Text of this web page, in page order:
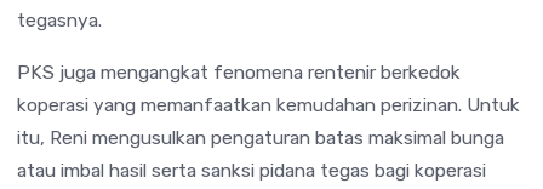
tegasnya.
PKS juga mengangkat fenomena rentenir berkedok
koperasi yang memanfaatkan kemudahan perizinan. Untuk
itu, Reni mengusulkan pengaturan batas maksimal bunga
atau imbal hasil serta sanksi pidana tegas bagi koperasi